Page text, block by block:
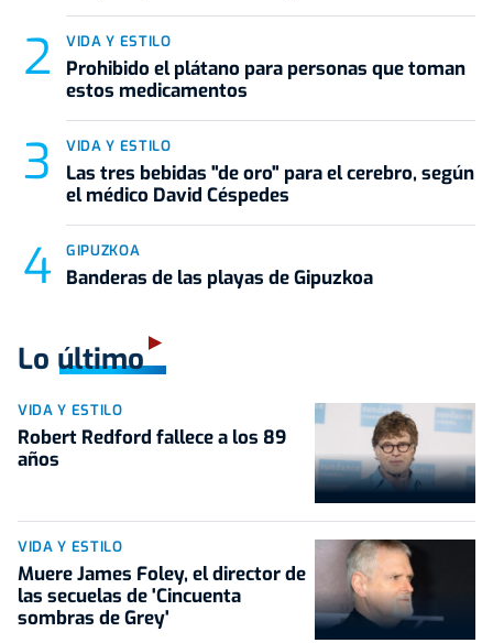
VIDA Y ESTILO
Prohibido el plátano para personas que toman
estos medicamentos
VIDA Y ESTILO
Las tres bebidas "de oro" para el cerebro, según
el médico David Céspedes
GIPUZKOA
Banderas de las playas de Gipuzkoa
Lo último
VIDA Y ESTILO
Robert Redford fallece a los 89
años
VIDA Y ESTILO
Muere James Foley, el director de
las secuelas de 'Cincuenta
sombras de Grey'